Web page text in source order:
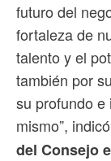
futuro del
fortaleza de
talento y el
también por
su profundo e
mismo”, indicó
del Consejo